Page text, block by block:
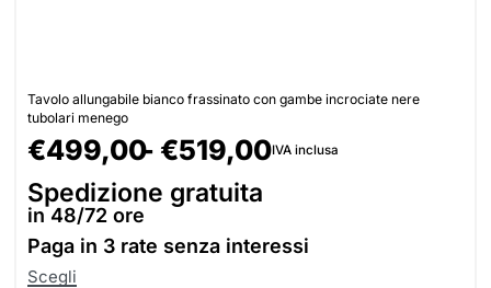
Tavolo allungabile bianco frassinato con gambe incrociate nere
tubolari menego
€499,00 €519,00IVA inclusa
Spedizione gratuita
in 48/72 ore
Paga in 3 rate senza interessi
Scegli